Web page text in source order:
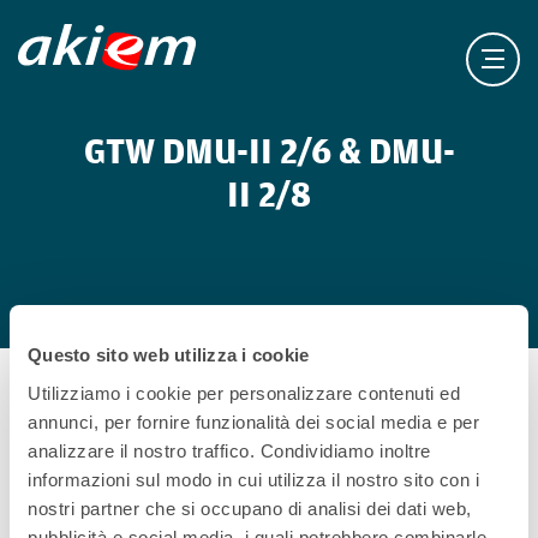
Questo sito web utilizza i cookie
Utilizziamo i cookie per personalizzare contenuti ed
annunci, per fornire funzionalità dei social media e per
analizzare il nostro traffico. Condividiamo inoltre
informazioni sul modo in cui utilizza il nostro sito con i
nostri partner che si occupano di analisi dei dati web,
GTW DMU-II 2/6 & DMU-
II 2/8
I GTW sono treni diesel/elettrici composti da due o
tre vagoni. Sono fabbricati dalla Stadler e sono
attualmente eserciti da Arriva Personenvervoer
nella provincia di Limburgo, ai Paesi Bassi, sulla